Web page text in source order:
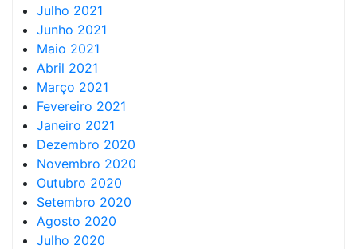
Julho 2021
Junho 2021
Maio 2021
Abril 2021
Março 2021
Fevereiro 2021
Janeiro 2021
Dezembro 2020
Novembro 2020
Outubro 2020
Setembro 2020
Agosto 2020
Julho 2020